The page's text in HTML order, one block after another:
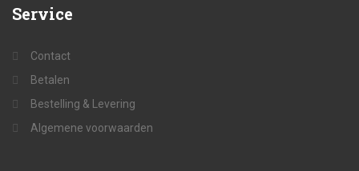
Service
Contact
Betalen
Bestelling & Levering
Algemene voorwaarden